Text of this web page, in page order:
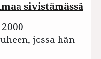
sivistämässä
jossa hän